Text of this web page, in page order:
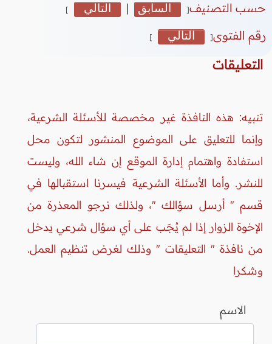
حسب التصنيف[ السابق | التالي ]
رقم الفتوى[ التالي ]
التعليقات
تنبيه: هذه النافذة غير مخصصة للأسئلة الشرعية،
وإنما للتعليق على الموضوع المنشور لتكون محل
استفادة واهتمام إدارة الموقع إن شاء الله، وليست
للنشر. وأما الأسئلة الشرعية فيسرنا استقبالها في
قسم " أرسل سؤالك "، ولذلك نرجو المعذرة من
الإخوة الزوار إذا لم يُجَب على أي سؤال شرعي يدخل
من نافذة " التعليقات " وذلك لغرض تنظيم العمل.
وشكرا
الاسم